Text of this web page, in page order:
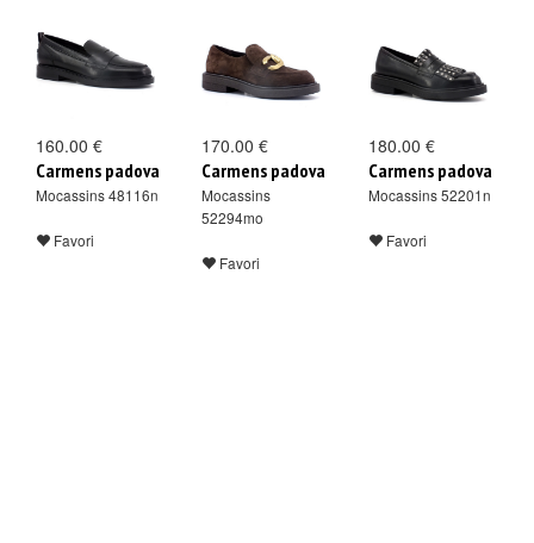
160.00 €
Carmens padova
Mocassins 48116n
Favori
170.00 €
Carmens padova
Mocassins
52294mo
Favori
180.00 €
Carmens padova
Mocassins 52201n
Favori